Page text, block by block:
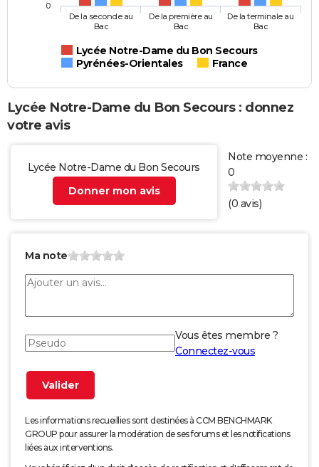
Lycée Notre-Dame du Bon Secours
Pyrénées-Orientales
France
De la seconde au
Bac
De la première au
Bac
De la terminale au
Bac
0
Lycée Notre-Dame du Bon Secours : donnez
votre avis
Lycée Notre-Dame du Bon Secours
Donner mon avis
Note moyenne :
0
(0 avis)
Ma note
Vous êtes membre ?
Connectez-vous
Les informations recueillies sont destinées à CCM BENCHMARK
GROUP pour assurer la modération de ses forums et les notifications
liées aux interventions.